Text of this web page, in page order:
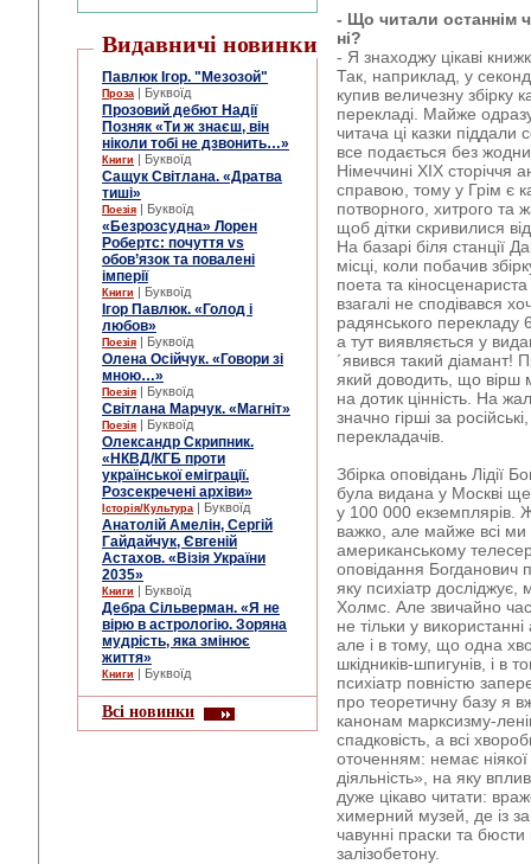
Видавничі новинки
Павлюк Ігор. "Мезозой"
Проза | Буквоїд
Прозовий дебют Надії
Позняк «Ти ж знаєш, він
ніколи тобі не дзвонить…»
Книги | Буквоїд
Сащук Світлана. «Дратва
тиші»
Поезія | Буквоїд
«Безрозсудна» Лорен
Робертс: почуття vs
обов’язок та повалені
імперії
Книги | Буквоїд
Ігор Павлюк. «Голод і
любов»
Поезія | Буквоїд
Олена Осійчук. «Говори зі
мною…»
Поезія | Буквоїд
Світлана Марчук. «Магніт»
Поезія | Буквоїд
Олександр Скрипник.
«НКВД/КГБ проти
української еміграції.
Розсекречені архіви»
Історія/Культура | Буквоїд
Анатолій Амелін, Сергій
Гайдайчук, Євгеній
Астахов. «Візія України
2035»
Книги | Буквоїд
Дебра Сільверман. «Я не
вірю в астрологію. Зоряна
мудрість, яка змінює
життя»
Книги | Буквоїд
Всі новинки
- Що читали
ні?
- Я знаходжу цікаві
Так, наприклад, у
купив величезну збірку
перекладі. Майже
читача ці казки піддали
все подається без
Німеччині ХІХ сторіччя
справою, тому у Грім є
потворного, хитрого та
щоб дітки скривилися
На базарі біля станції
місці, коли побачив
поета та
взагалі не сподівався
радянського перекладу
а тут виявляється у
´явився такий діамант!
який доводить, що вірш
на дотик цінність. На
значно гірші за
перекладачів.
Збірка оповідань Лідії
була видана у Москві
у 100 000 екземплярів.
важко, але майже всі
американському
оповідання Богданович
яку психіатр
Холмс. Але звичайно час
не тільки у
але і в тому, що одна
шкідників-шпигунів, і в
психіатр повністю
про теоретичну базу я
канонам марксизму-
спадковість, а всі
оточенням: немає
діяльність», на яку
дуже цікаво читати:
химерний музей, де із
чавунні праски та бюсти
залізобетону.